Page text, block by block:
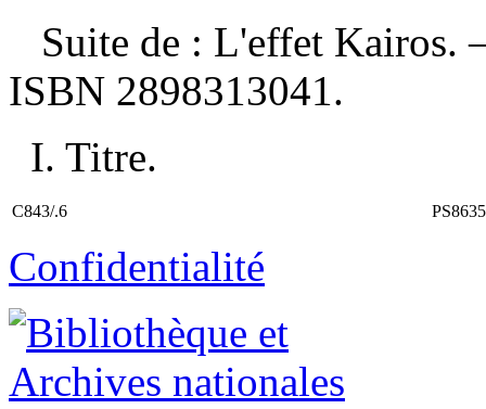
Suite de : L'effet
ISBN 2898313041.
I. Titre.
C843/.6
Confidentialité